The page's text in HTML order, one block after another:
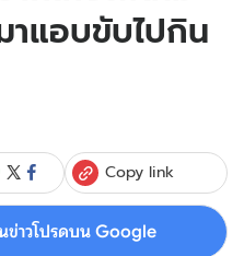
าแอบขับไปกิน
Copy link
ข่าวโปรดบน Google